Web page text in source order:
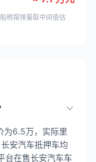
税按排量取中间值估
为6.5万，实际里
安汽车抵押车均
台在售长安汽车车